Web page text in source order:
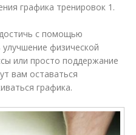
графика тренировок 1.
с помощью
физической
или просто поддержание
вам оставаться
графика.